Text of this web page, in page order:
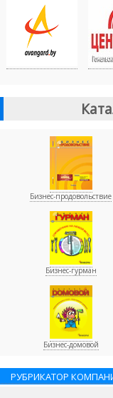
Бизнес-продовольствие
Бизнес-гурман
Бизнес-домовой
РУБРИКАТОР